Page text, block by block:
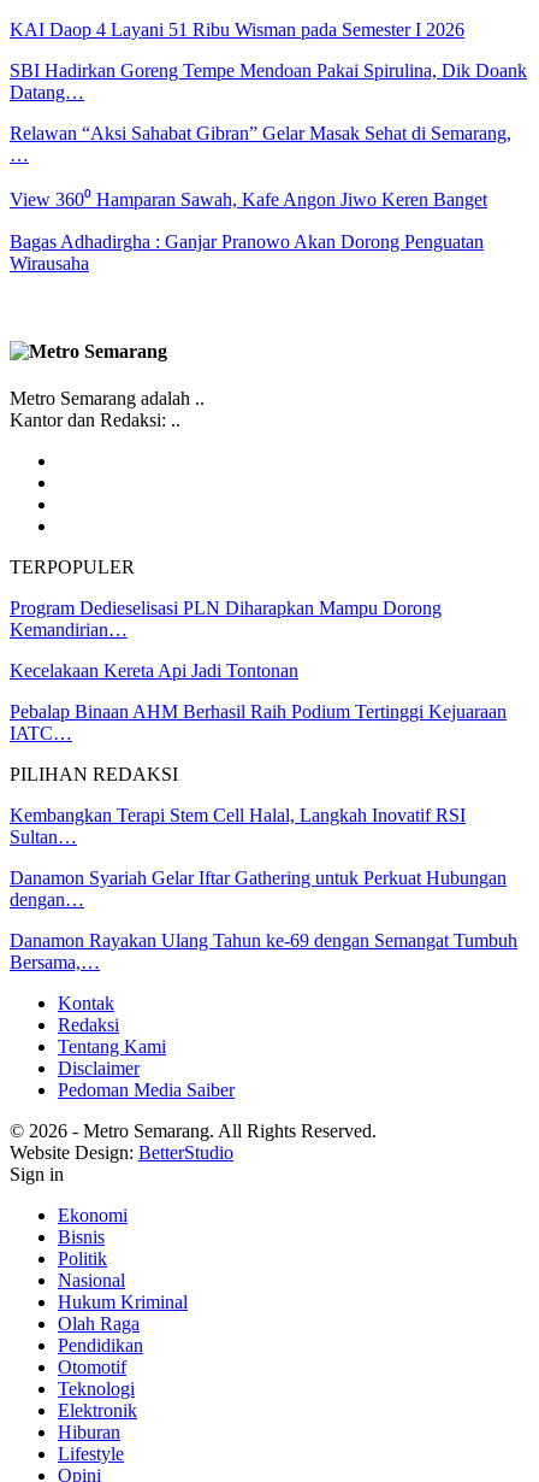
KAI Daop 4 Layani 51 Ribu Wisman pada Semester I 2026
SBI Hadirkan Goreng Tempe Mendoan Pakai Spirulina, Dik Doank
Datang…
Relawan “Aksi Sahabat Gibran” Gelar Masak Sehat di Semarang,
…
View 360⁰ Hamparan Sawah, Kafe Angon Jiwo Keren Banget
Bagas Adhadirgha : Ganjar Pranowo Akan Dorong Penguatan
Wirausaha
Metro Semarang adalah ..
Kantor dan Redaksi: ..
TERPOPULER
Program Dedieselisasi PLN Diharapkan Mampu Dorong
Kemandirian…
Kecelakaan Kereta Api Jadi Tontonan
Pebalap Binaan AHM Berhasil Raih Podium Tertinggi Kejuaraan
IATC…
PILIHAN REDAKSI
Kembangkan Terapi Stem Cell Halal, Langkah Inovatif RSI
Sultan…
Danamon Syariah Gelar Iftar Gathering untuk Perkuat Hubungan
dengan…
Danamon Rayakan Ulang Tahun ke-69 dengan Semangat Tumbuh
Bersama,…
Kontak
Redaksi
Tentang Kami
Disclaimer
Pedoman Media Saiber
© 2026 - Metro Semarang. All Rights Reserved.
Website Design: BetterStudio
Sign in
Ekonomi
Bisnis
Politik
Nasional
Hukum Kriminal
Olah Raga
Pendidikan
Otomotif
Teknologi
Elektronik
Hiburan
Lifestyle
Opini